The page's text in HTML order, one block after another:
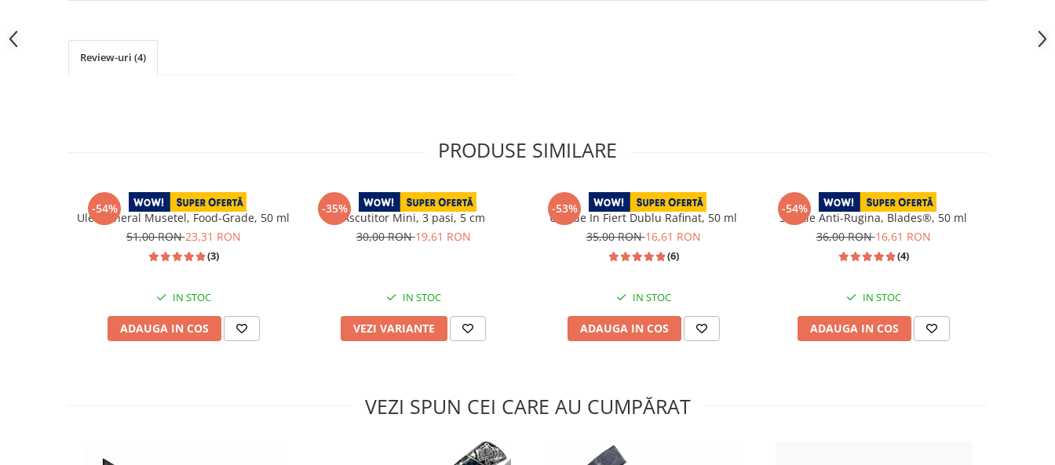
Review-uri (4)
PRODUSE SIMILARE
-54% Blades
Ulei Mineral Musetel, Food-Grade, 50 ml
51,00 RON23,31 RON
(3)
IN STOC
ADAUGA IN COS
-35% Blades
Ascutitor Mini, 3 pasi, 5 cm
30,00 RON19,61 RON
IN STOC
VEZI VARIANTE
-53% Blades
Ulei de In Fiert Dublu Rafinat, 50 ml
35,00 RON16,61 RON
(6)
IN STOC
ADAUGA IN COS
-54% Blades
Solutie Anti-Rugina, Blades®, 50 ml
36,00 RON16,61 RON
(4)
IN STOC
ADAUGA IN COS
VEZI SPUN CEI CARE AU CUMPĂRAT